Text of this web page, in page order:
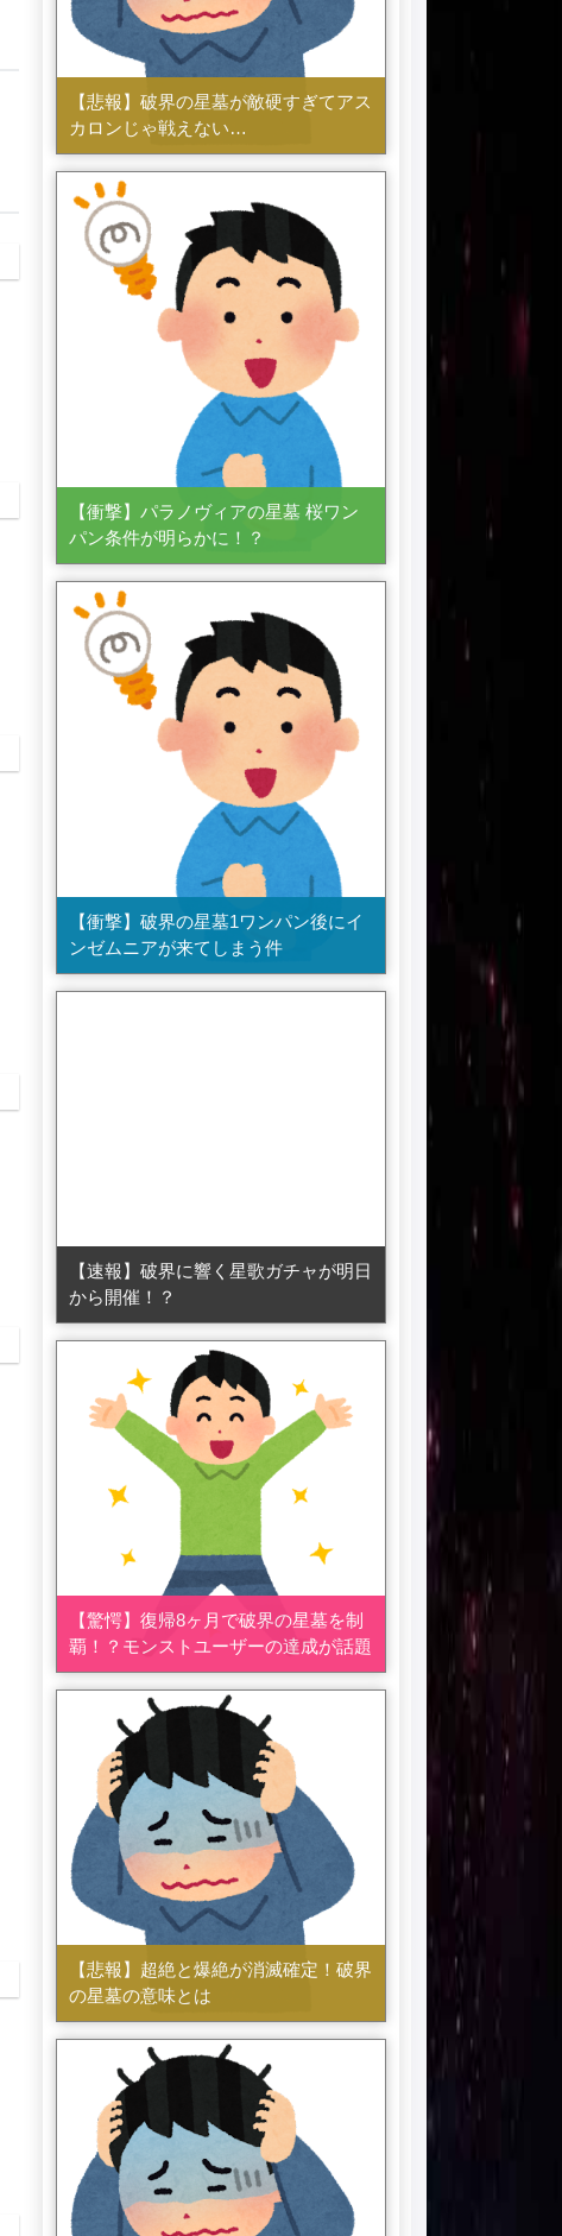
【悲報】破界の星墓が敵硬すぎてアス
カロンじゃ戦えない…
【衝撃】パラノヴィアの星墓 桜ワン
パン条件が明らかに！？
【衝撃】破界の星墓1ワンパン後にイ
ンゼムニアが来てしまう件
【速報】破界に響く星歌ガチャが明日
から開催！？
【驚愕】復帰8ヶ月で破界の星墓を制
覇！？モンストユーザーの達成が話題
【悲報】超絶と爆絶が消滅確定！破界
の星墓の意味とは